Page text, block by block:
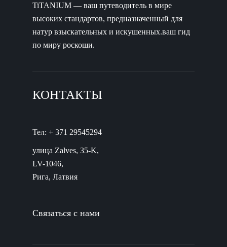
TiTANIUM — ваш путеводитель в мире
высоких стандартов, предназначенный для
натур взыскательных и искушенных.ваш гид
по миру роскоши.
КОНТАКТЫ
Тел: + 371 29545294
улица Zalves, 35-K,
LV-1046,
Рига, Латвия
Связаться с нами